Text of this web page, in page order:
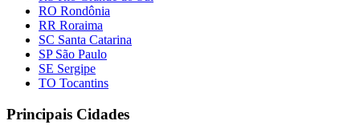
RO Rondônia
RR Roraima
SC Santa Catarina
SP São Paulo
SE Sergipe
TO Tocantins
Principais Cidades